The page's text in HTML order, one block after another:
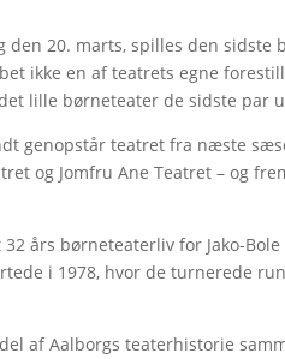
den 20. marts, spilles den sidste
ikke en af teatrets egne
lille børneteater de sidste par
genopstår teatret fra næste
og Jomfru Ane Teatret – og
års børneteaterliv for Jako-
i 1978, hvor de turnerede
af Aalborgs teaterhistorie